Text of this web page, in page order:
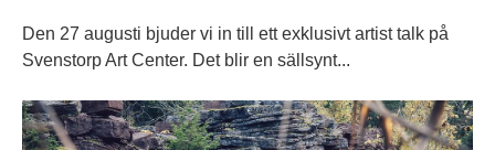
Den 27 augusti bjuder vi in till ett exklusivt artist talk på
Svenstorp Art Center. Det blir en sällsynt...